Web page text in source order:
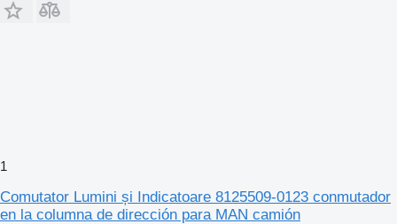
1
Comutator Lumini și Indicatoare 8125509-0123 conmutador
en la columna de dirección para MAN camión